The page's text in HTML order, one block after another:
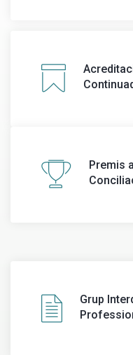
Premis
Grup